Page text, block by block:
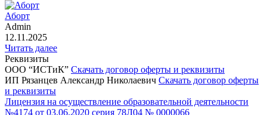
Аборт
Admin
12.11.2025
Читать далее
Реквизиты
ООО “ИСТиК” Скачать договор оферты и реквизиты
ИП Рязанцев Александр Николаевич Скачать договор оферты
и реквизиты
Лицензия на осуществление образовательной деятельности
№4174 от 03.06.2020 серия 78Л04 № 0000066